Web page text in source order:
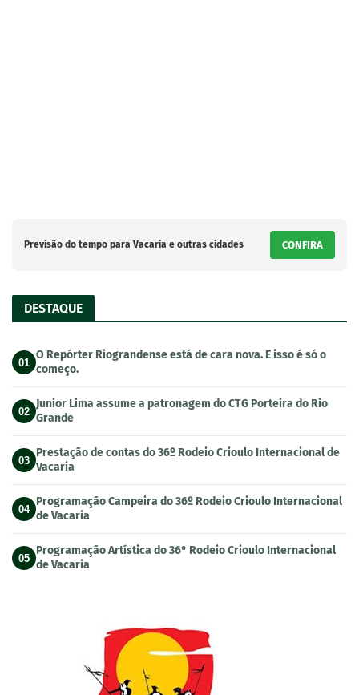
Previsão do tempo para Vacaria e outras cidades CONFIRA
DESTAQUE
01
O Repórter Riograndense está de cara nova. E isso é só o
começo.
02
Junior Lima assume a patronagem do CTG Porteira do Rio
Grande
03
Prestação de contas do 36º Rodeio Crioulo Internacional de
Vacaria
04
Programação Campeira do 36º Rodeio Crioulo Internacional
de Vacaria
05
Programação Artística do 36° Rodeio Crioulo Internacional
de Vacaria